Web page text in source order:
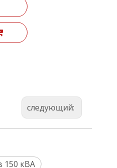
следующий:
150 кВА